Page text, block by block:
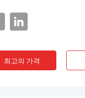
최고의 가격